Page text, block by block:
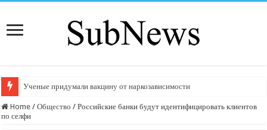
Ученые придумали вакцину от наркозависимости
Home / Общество / Российские банки будут идентифицировать клиентов
по селфи